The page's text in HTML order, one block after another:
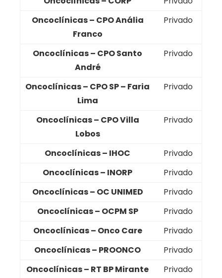
Oncoclínicas – CPO Anália
Franco
Privado
Oncoclínicas – CPO Santo
André
Privado
Oncoclínicas – CPO SP – Faria
Lima
Privado
Oncoclínicas – CPO Villa
Lobos
Privado
Oncoclínicas – IHOC
Privado
Oncoclínicas – INORP
Privado
Oncoclínicas – OC UNIMED
Privado
Oncoclínicas – OCPM SP
Privado
Oncoclínicas – Onco Care
Privado
Oncoclínicas – PROONCO
Privado
Oncoclínicas – RT BP Mirante
Privado